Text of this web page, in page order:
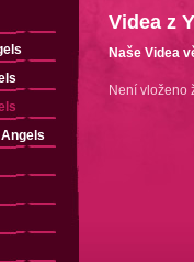
Videa z
Naše Videa
Není vloženo